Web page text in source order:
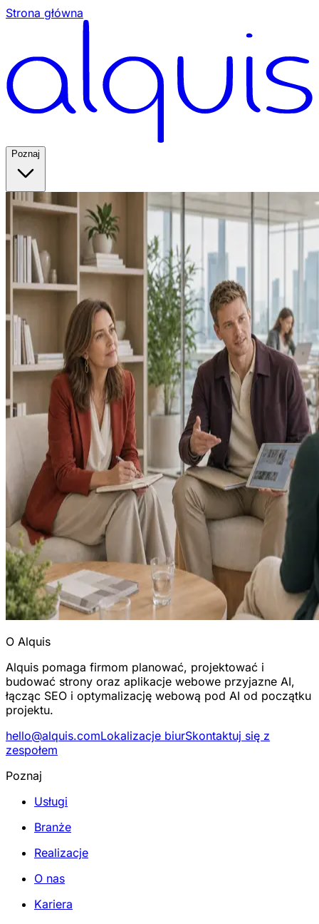
Strona główna
Poznaj
O Alquis
Alquis pomaga firmom planować, projektować i
budować strony oraz aplikacje webowe przyjazne AI,
łącząc SEO i optymalizację webową pod AI od początku
projektu.
hello@alquis.comLokalizacje biurSkontaktuj się z
zespołem
Poznaj
Usługi
Branże
Realizacje
O nas
Kariera